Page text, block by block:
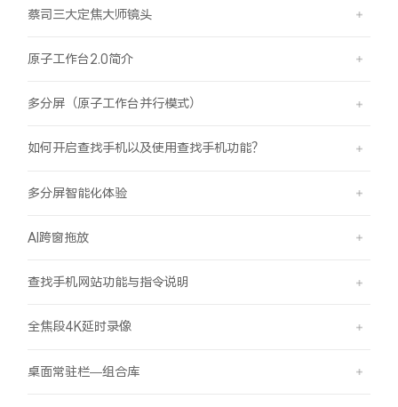
蔡司三大定焦大师镜头
原子工作台2.0简介
多分屏（原子工作台并行模式）
如何开启查找手机以及使用查找手机功能？
多分屏智能化体验
AI跨窗拖放
查找手机网站功能与指令说明
全焦段4K延时录像
桌面常驻栏—组合库